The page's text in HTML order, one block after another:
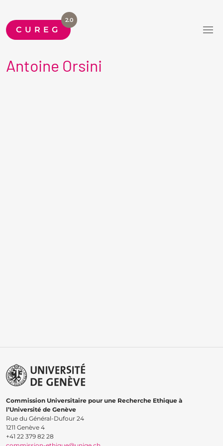
CUREG
2.0
Antoine Orsini
Commission Universitaire pour une Recherche Ethique à
l’Université de Genève
Rue du Général-Dufour 24
1211 Genève 4
+41 22 379 82 28